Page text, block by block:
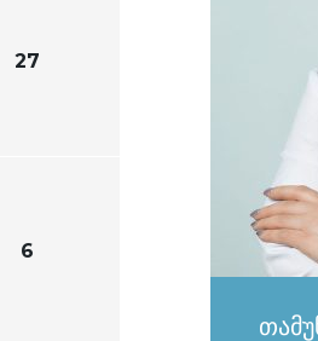
27
6